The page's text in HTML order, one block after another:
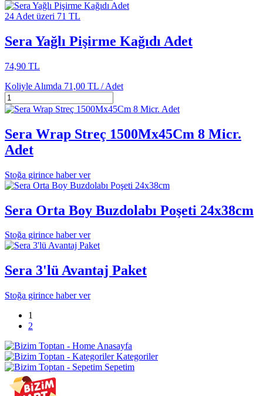
24 Adet üzeri 71 TL
Sera Yağlı Pişirme Kağıdı Adet
74,90 TL
Koliyle Alımda 71,00 TL /Adet
Sera Wrap Streç 1500Mx45Cm 8 Micr.
Adet
Stoğa girince haber ver
Sera Orta Boy Buzdolabı Poşeti 24x38cm
Stoğa girince haber ver
Sera 3'lü Avantaj Paket
Stoğa girince haber ver
1
2
Anasayfa
Kategoriler
Sepetim